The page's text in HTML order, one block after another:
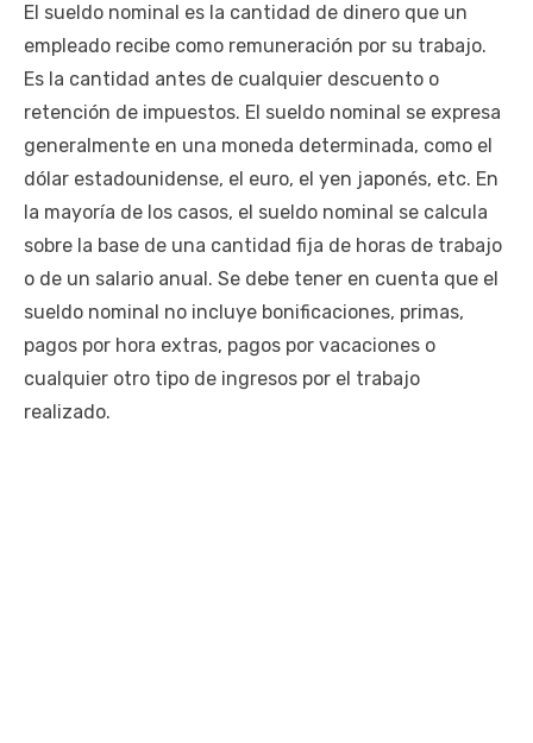
El sueldo nominal es la cantidad de dinero que un
empleado recibe como remuneración por su trabajo.
Es la cantidad antes de cualquier descuento o
retención de impuestos. El sueldo nominal se expresa
generalmente en una moneda determinada, como el
dólar estadounidense, el euro, el yen japonés, etc. En
la mayoría de los casos, el sueldo nominal se calcula
sobre la base de una cantidad fija de horas de trabajo
o de un salario anual. Se debe tener en cuenta que el
sueldo nominal no incluye bonificaciones, primas,
pagos por hora extras, pagos por vacaciones o
cualquier otro tipo de ingresos por el trabajo
realizado.